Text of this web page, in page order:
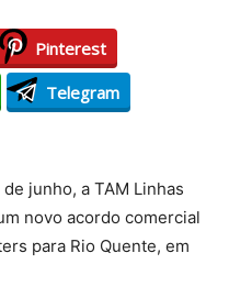
Pinterest
Telegram
junho, a TAM Linhas
novo acordo comercial
para Rio Quente, em